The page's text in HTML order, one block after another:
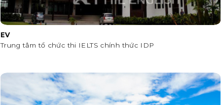
EV
Trung tâm tổ chức thi IELTS chính thức IDP